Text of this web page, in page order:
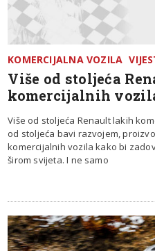
KOMERCIJALNA VOZILA
Više od stoljeća
komercijalnih
Više od stoljeća Renault lakih
od stoljeća bavi razvojem,
komercijalnih vozila kako bi
širom svijeta. I ne samo